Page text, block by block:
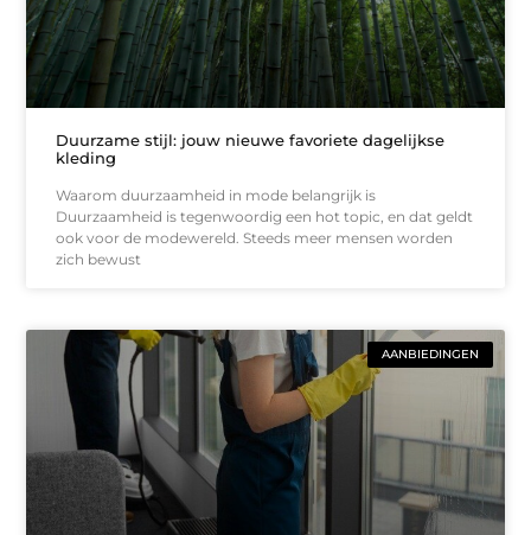
Duurzame stijl: jouw nieuwe favoriete dagelijkse
kleding
Waarom duurzaamheid in mode belangrijk is
Duurzaamheid is tegenwoordig een hot topic, en dat geldt
ook voor de modewereld. Steeds meer mensen worden
zich bewust
AANBIEDINGEN